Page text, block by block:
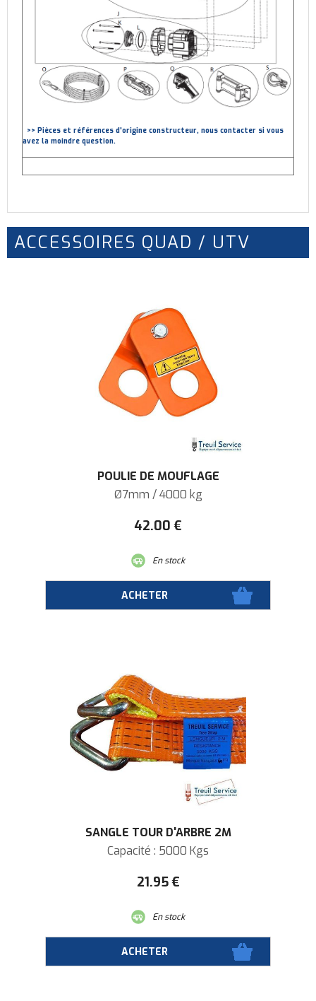
>> Pièces et références d'origine constructeur, nous contacter si vous
avez la moindre question.
ACCESSOIRES QUAD / UTV
POULIE DE MOUFLAGE
Ø7mm / 4000 kg
42.00 €
En stock
SANGLE TOUR D'ARBRE 2M
Capacité : 5000 Kgs
21.95 €
En stock